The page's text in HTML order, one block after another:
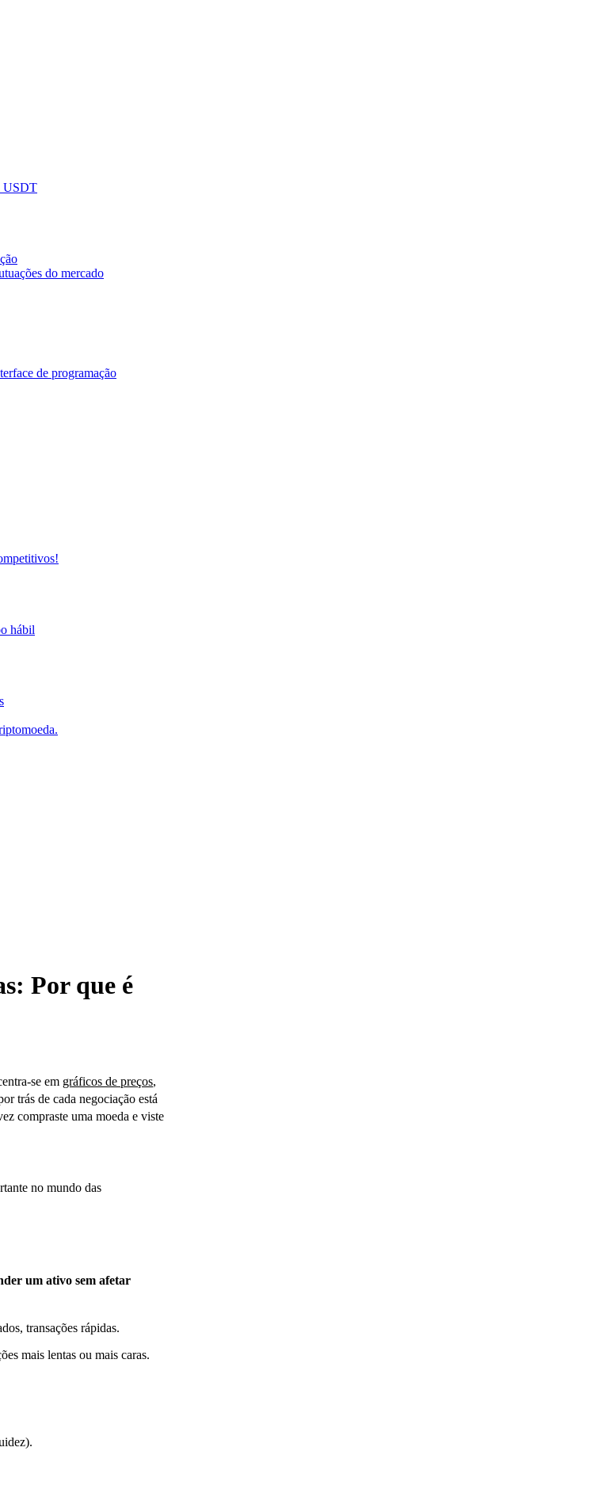
USDT
do mercado
de programação
hábil
Por que é
se em gráficos de preços,
trás de cada negociação está
compraste uma moeda e viste
no mundo das
um ativo sem afetar
transações rápidas.
mais lentas ou mais caras.